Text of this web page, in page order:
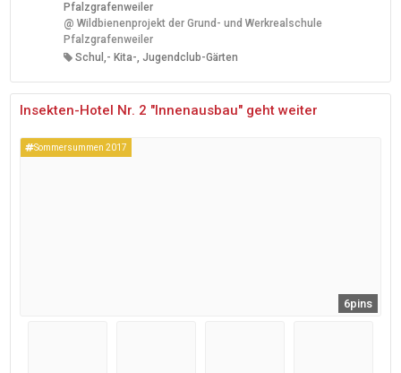
Pfalzgrafenweiler
@ Wildbienenprojekt der Grund- und Werkrealschule
Pfalzgrafenweiler
Schul,- Kita-, Jugendclub-Gärten
Insekten-Hotel Nr. 2 "Innenausbau" geht weiter
Sommersummen 2017
6pins